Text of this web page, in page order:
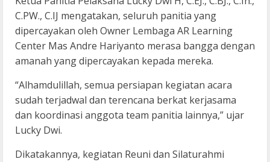
C.PW., C.IJ mengatakan, seluruh panitia yang
dipercayakan oleh Owner Lembaga AR Learning
Center Mas Andre Hariyanto merasa bangga dengan
amanah yang dipercayakan kepada mereka.
“Alhamdulillah, semua persiapan kegiatan acara
sudah terjadwal dan terencana berkat kerjasama
dan koordinasi anggota team panitia lainnya,” ujar
Lucky Dwi.
Dikatakannya, kegiatan Reuni dan Silaturahmi